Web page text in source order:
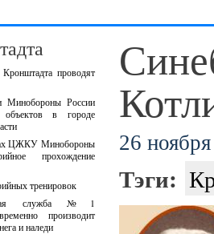
проводят
Минобороны России
объектов в городе
ЦЖКУ Минобороны
прохождение
тренировок
служба №1
производит
и наледи
26
Тэги: